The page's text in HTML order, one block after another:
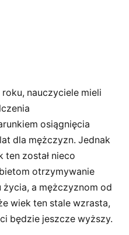
nauczyciele mieli
osiągnięcia
dla mężczyzn. Jednak
został nieco
otrzymywanie
a mężczyznom od
wiek ten stale wzrasta,
będzie jeszcze wyższy.